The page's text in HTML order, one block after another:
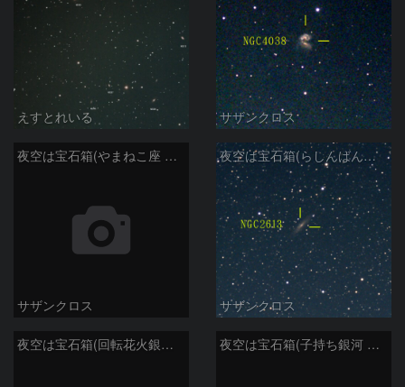
えすとれいる サザンクロス
夜空は宝石箱(やまねこ座 NGC2683) Seestar50
サザンクロス
夜空は宝石箱(らしんばん座 NGC2613) Seestar50
サザンクロス
夜空は宝石箱(回転花火銀河 M101) Seestar50 夜空は宝石箱(子持ち銀河 M51) Seestar50